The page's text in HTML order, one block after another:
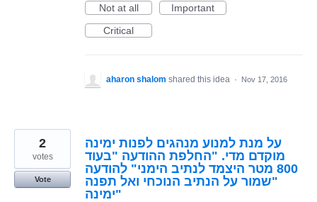
Not at all
Important
Critical
aharon shalom shared this idea · Nov 17, 2016
על מנת למנוע מנהגים לפנות ימינה
מוקדם מדי. "החלפת ההודעה "בעוד
800 מטר היצמד לנתיב הימני" להודעה
"שמור על הנתיב הנוכחי ואל תפנה
ימינה"
2
votes
Vote